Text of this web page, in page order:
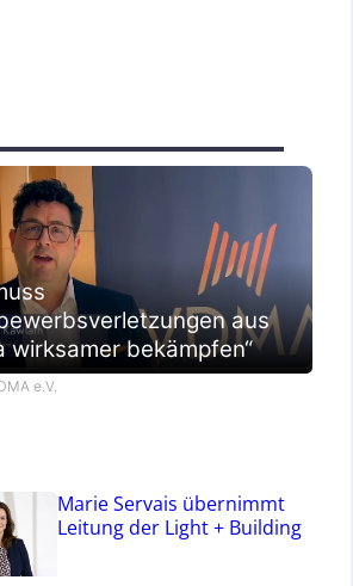
aus
wirksamer bekämpfen“
e.V.
Marie Servais übernimmt
Leitung der Light + Building